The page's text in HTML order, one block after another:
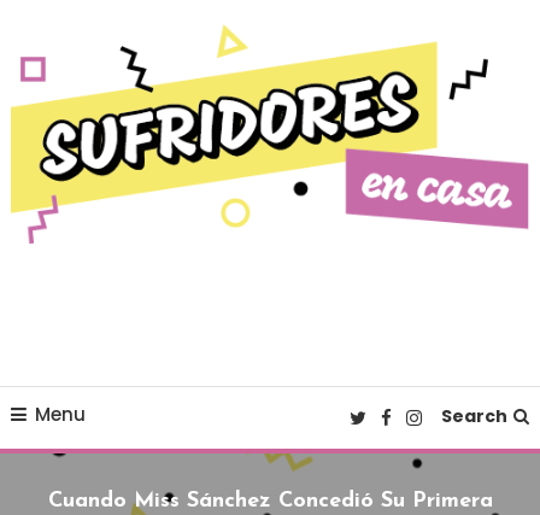
Menu Search
Cuando Miss Sánchez Concedió Su Primera